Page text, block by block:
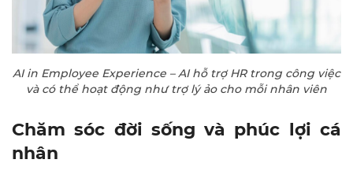
AI in Employee Experience – AI hỗ trợ HR trong công việc
và có thể hoạt động như trợ lý ảo cho mỗi nhân viên
Chăm sóc đời sống và phúc lợi cá
nhân